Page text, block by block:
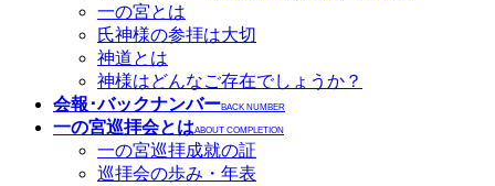
一の宮とは
氏神様の参拝は大切
神道とは
神様はどんなご存在でしょうか？
会報･バックナンバーBACK NUMBER
一の宮巡拝会とはABOUT COMPLETION
一の宮巡拝成就の証
巡拝会の歩み・年表